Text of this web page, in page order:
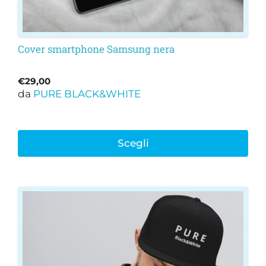
Cover smartphone Samsung nera
€29,00
da PURE BLACK&WHITE
Scegli